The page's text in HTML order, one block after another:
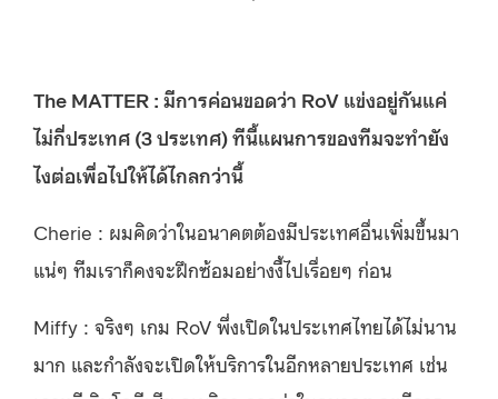
The MATTER : มีการค่อนขอดว่า RoV แข่งอยู่กันแค่
ไม่กี่ประเทศ (3 ประเทศ) ทีนี้แผนการของทีมจะทำยัง
ไงต่อเพื่อไปให้ได้ไกลกว่านี้
Cherie : ผมคิดว่าในอนาคตต้องมีประเทศอื่นเพิ่มขึ้นมา
แน่ๆ ทีมเราก็คงจะฝึกซ้อมอย่างงี้ไปเรื่อยๆ ก่อน
Miffy : จริงๆ เกม RoV พึ่งเปิดในประเทศไทยได้ไม่นาน
มาก และกำลังจะเปิดให้บริการในอีกหลายประเทศ เช่น